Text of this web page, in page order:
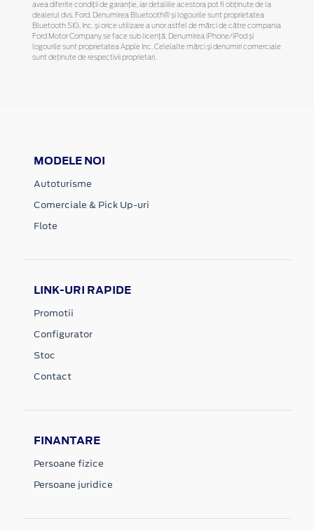
avea diferite condiții de garanție, iar detaliile acestora pot fi obținute de la
dealerul dvs. Ford. Denumirea Bluetooth® și logourile sunt proprietatea
Bluetooth SIG, Inc. și orice utilizare a unor astfel de mărci de către compania
Ford Motor Company se face sub licență. Denumirea iPhone/iPod și
logourile sunt proprietatea Apple Inc. Celelalte mărci și denumiri comerciale
sunt deținute de respectivii proprietari.
MODELE NOI
Autoturisme
Comerciale & Pick Up-uri
Flote
LINK-URI RAPIDE
Promotii
Configurator
Stoc
Contact
FINANTARE
Persoane fizice
Persoane juridice